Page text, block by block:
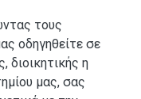
τους
οδηγηθείτε σε
διοικητικής η
μας, σας